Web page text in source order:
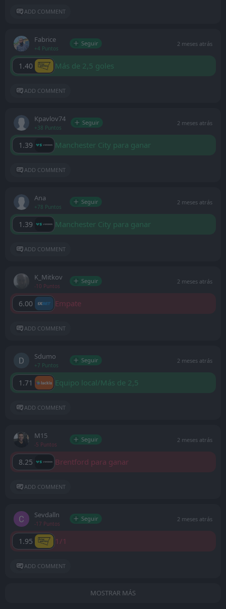
ADD COMMENT
Fabrice
+4 Puntos
Seguir 2 meses atrás
1.40 Más de 2,5 goles
ADD COMMENT
Kpavlov74
+38 Puntos
Seguir 2 meses atrás
1.39 Manchester City para ganar
ADD COMMENT
Ana
+78 Puntos
Seguir 2 meses atrás
1.39 Manchester City para ganar
ADD COMMENT
K_Mitkov
-10 Puntos
Seguir 2 meses atrás
6.00 Empate
ADD COMMENT
Sdumo
+7 Puntos
Seguir 2 meses atrás
1.71 Equipo local/Más de 2,5
ADD COMMENT
M15
-5 Puntos
Seguir 2 meses atrás
8.25 Brentford para ganar
ADD COMMENT
Sevdalln
-17 Puntos
Seguir 2 meses atrás
1.95 1/1
ADD COMMENT
MOSTRAR MÁS